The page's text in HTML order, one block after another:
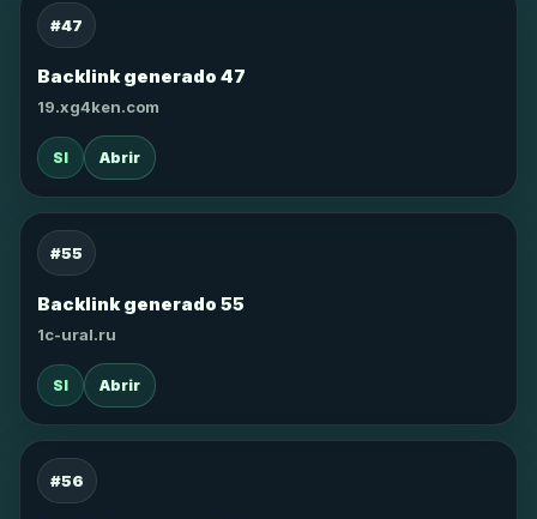
#47
Backlink generado 47
19.xg4ken.com
SI Abrir
#55
Backlink generado 55
1c-ural.ru
SI Abrir
#56